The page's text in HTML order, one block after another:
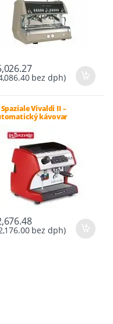
bez dph)
Spaziale Vivaldi II –
kávovar
bez dph)